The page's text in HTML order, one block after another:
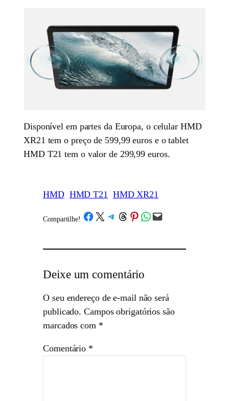
Disponível em partes da Europa, o celular HMD
XR21 tem o preço de 599,99 euros e o tablet
HMD T21 tem o valor de 299,99 euros.
HMD HMD T21 HMD XR21
Compartilhe! /Share on Facebook
Share on X Share on Telegram
Share on Threads
Share on Pinterest
Share on WhatsApp
Email this Page
Deixe um comentário
O seu endereço de e-mail não será
publicado. Campos obrigatórios são
marcados com *
Comentário *